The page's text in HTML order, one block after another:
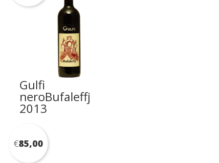
Gulfi
neroBufaleffj
2013
€85,00